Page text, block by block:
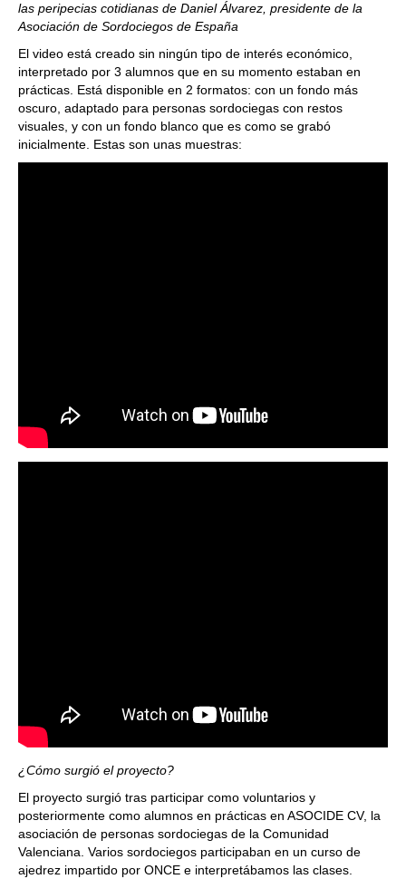
las peripecias cotidianas de Daniel Álvarez, presidente de la
Asociación de Sordociegos de España
El video está creado sin ningún tipo de interés económico,
interpretado por 3 alumnos que en su momento estaban en
prácticas. Está disponible en 2 formatos: con un fondo más
oscuro, adaptado para personas sordociegas con restos
visuales, y con un fondo blanco que es como se grabó
inicialmente. Estas son unas muestras:
¿Cómo surgió el proyecto?
El proyecto surgió tras participar como voluntarios y
posteriormente como alumnos en prácticas en ASOCIDE CV, la
asociación de personas sordociegas de la Comunidad
Valenciana. Varios sordociegos participaban en un curso de
ajedrez impartido por ONCE e interpretábamos las clases.